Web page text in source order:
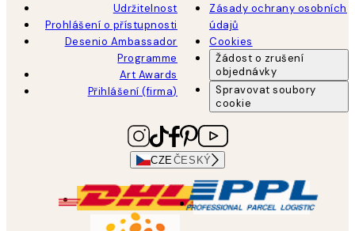
Udržitelnost
Prohlášení o přístupnosti
Desenio Ambassador
Programme
Art Awards
Přihlášení (firma)
Zásady ochrany osobních
údajů
Cookies
Žádost o zrušení
objednávky
Spravovat soubory
cookie
CZE ČESKÝ